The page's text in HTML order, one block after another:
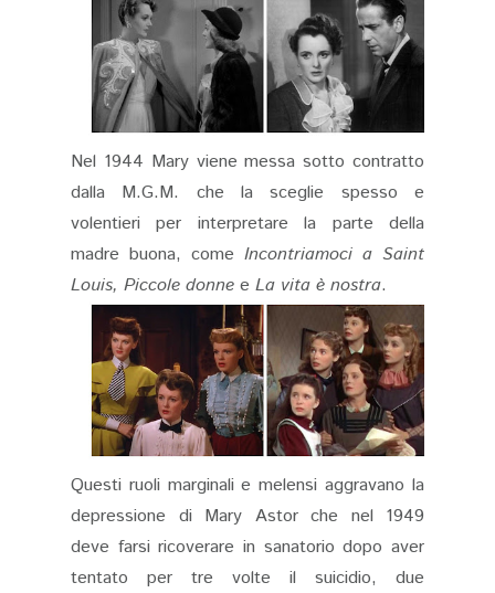
Nel 1944 Mary viene messa sotto contratto
dalla M.G.M. che la sceglie spesso e
volentieri per interpretare la parte della
madre buona, come Incontriamoci a Saint
Louis, Piccole donne e La vita è nostra.
Questi ruoli marginali e melensi aggravano la
depressione di Mary Astor che nel 1949
deve farsi ricoverare in sanatorio dopo aver
tentato per tre volte il suicidio, due